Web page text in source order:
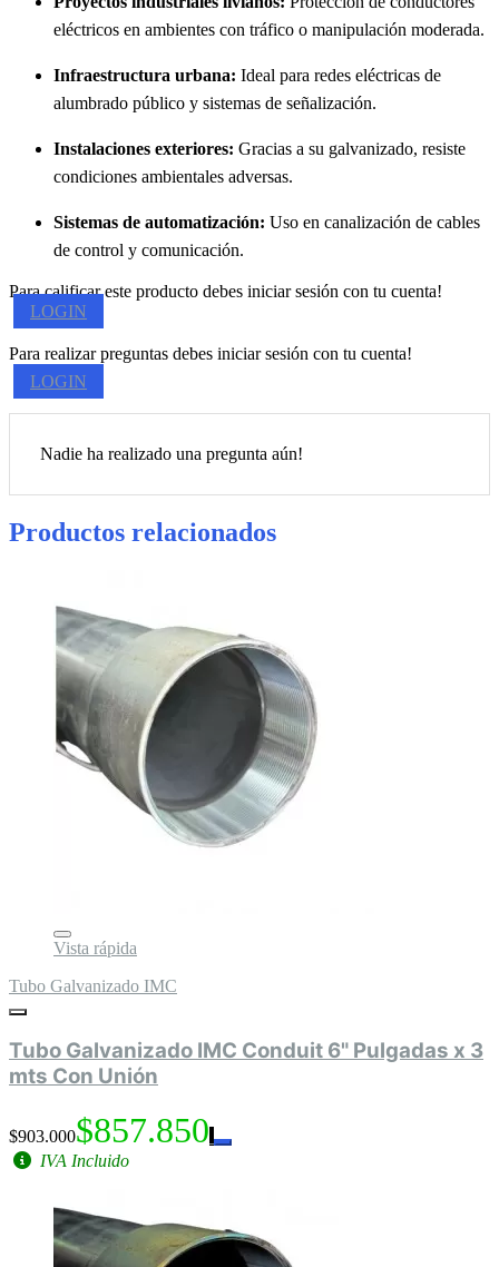
eléctricos en ambientes con tráfico o manipulación moderada.
Infraestructura urbana: Ideal para redes eléctricas de
alumbrado público y sistemas de señalización.
Instalaciones exteriores: Gracias a su galvanizado, resiste
condiciones ambientales adversas.
Sistemas de automatización: Uso en canalización de cables
de control y comunicación.
Para calificar este producto debes iniciar sesión con tu cuenta!
LOGIN
Para realizar preguntas debes iniciar sesión con tu cuenta!
LOGIN
Nadie ha realizado una pregunta aún!
Productos relacionados
Vista rápida
Tubo Galvanizado IMC
Tubo Galvanizado IMC Conduit 6" Pulgadas x 3
mts Con Unión
$903.000$857.850
IVA Incluido